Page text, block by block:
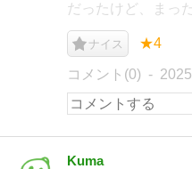
だったけど、まっ
ナイス ★4
コメント(0)
Kuma